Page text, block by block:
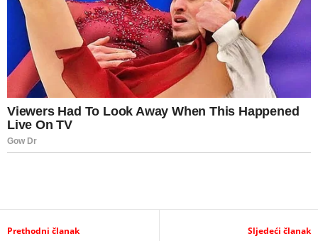
Prethodni članak Sljedeći članak